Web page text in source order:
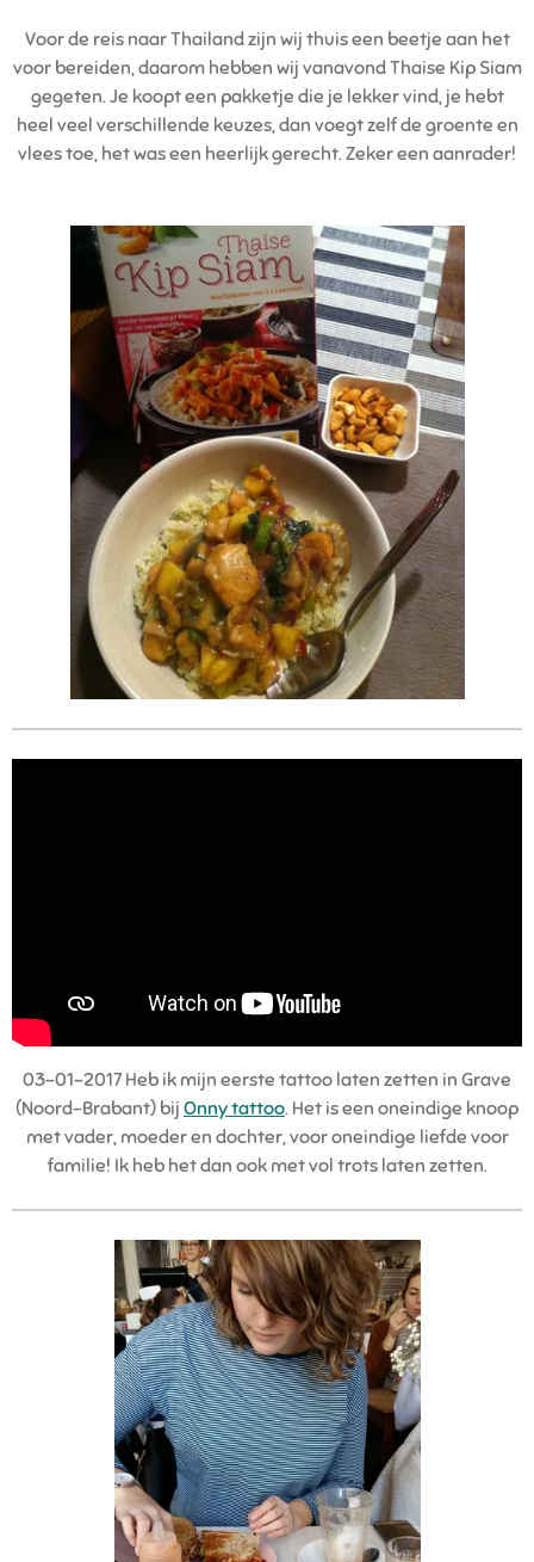
Voor de reis naar Thailand zijn wij thuis een beetje aan het
voor bereiden, daarom hebben wij vanavond Thaise Kip Siam
gegeten. Je koopt een pakketje die je lekker vind, je hebt
heel veel verschillende keuzes, dan voegt zelf de groente en
vlees toe, het was een heerlijk gerecht. Zeker een aanrader!
03-01-2017 Heb ik mijn eerste tattoo laten zetten in Grave
(Noord-Brabant) bij Onny tattoo. Het is een oneindige knoop
met vader, moeder en dochter, voor oneindige liefde voor
familie! Ik heb het dan ook met vol trots laten zetten.